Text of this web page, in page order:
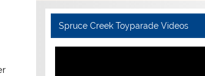
Spruce Creek Toyparade Videos